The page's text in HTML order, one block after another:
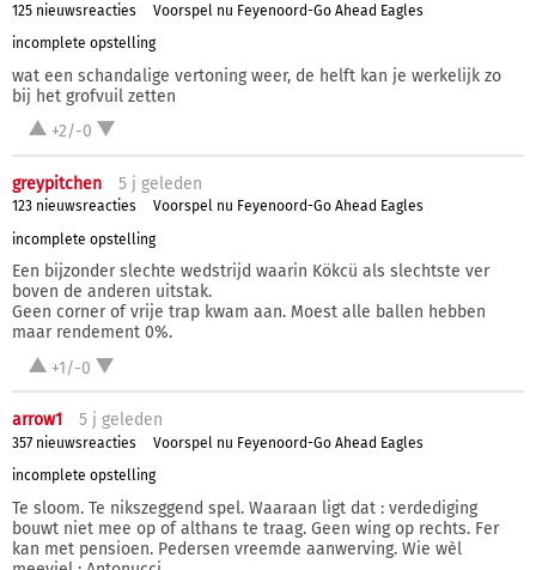
125 nieuwsreacties
Voorspel nu Feyenoord-Go Ahead Eagles
incomplete opstelling
wat een schandalige vertoning weer, de helft kan je werkelijk zo
bij het grofvuil zetten
+2/-0
greypitchen 5 j geleden
123 nieuwsreacties
Voorspel nu Feyenoord-Go Ahead Eagles
incomplete opstelling
Een bijzonder slechte wedstrijd waarin Kökcü als slechtste ver
boven de anderen uitstak.
Geen corner of vrije trap kwam aan. Moest alle ballen hebben
maar rendement 0%.
+1/-0
arrow1 5 j geleden
357 nieuwsreacties
Voorspel nu Feyenoord-Go Ahead Eagles
incomplete opstelling
Te sloom. Te nikszeggend spel. Waaraan ligt dat : verdediging
bouwt niet mee op of althans te traag. Geen wing op rechts. Fer
kan met pensioen. Pedersen vreemde aanwerving. Wie wèl